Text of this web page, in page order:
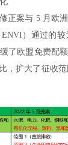
正案与 5 月欧
）通过的
了欧盟免费配
，扩大了征收